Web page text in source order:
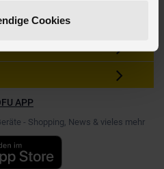
Cookies
APP
- Shopping, News & vieles mehr